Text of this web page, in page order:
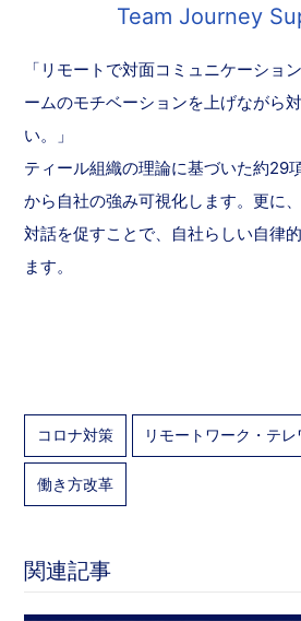
Team Journey
「リモートで対面コミュニケーショ
ームのモチベーションを上げながら
い。」
ティール組織の理論に基づいた約29
から自社の強み可視化します。更に
対話を促すことで、自社らしい自律
ます。
コロナ対策 リモートワーク・テレ
働き方改革
関連記事